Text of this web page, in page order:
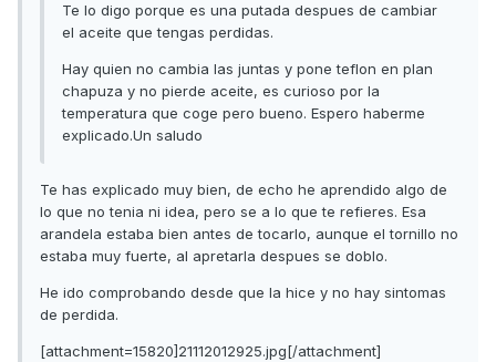
Te lo digo porque es una putada despues de cambiar
el aceite que tengas perdidas.
Hay quien no cambia las juntas y pone teflon en plan
chapuza y no pierde aceite, es curioso por la
temperatura que coge pero bueno. Espero haberme
explicado.Un saludo
Te has explicado muy bien, de echo he aprendido algo de
lo que no tenia ni idea, pero se a lo que te refieres. Esa
arandela estaba bien antes de tocarlo, aunque el tornillo no
estaba muy fuerte, al apretarla despues se doblo.
He ido comprobando desde que la hice y no hay sintomas
de perdida.
[attachment=15820]21112012925.jpg[/attachment]